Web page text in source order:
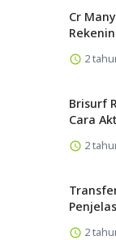
Cr
2
Brisurf
Cara
2
2